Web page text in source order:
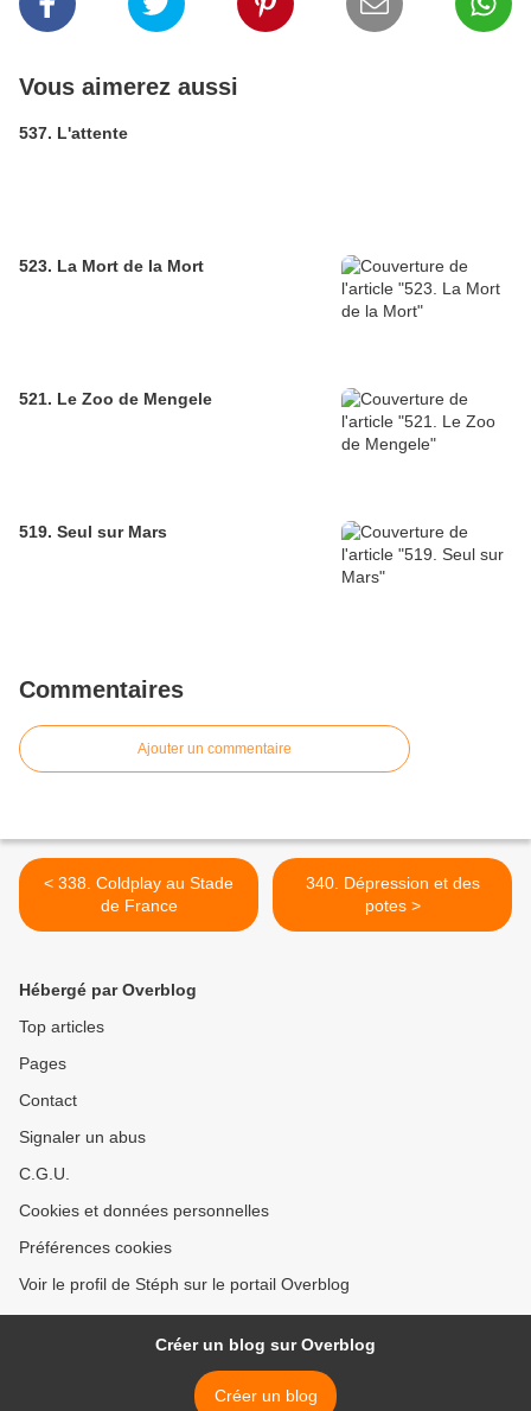
Vous aimerez aussi
537. L'attente
523. La Mort de la Mort
521. Le Zoo de Mengele
519. Seul sur Mars
Commentaires
Ajouter un commentaire
< 338. Coldplay au Stade
de France
340. Dépression et des
potes >
Hébergé par Overblog
Top articles
Pages
Contact
Signaler un abus
C.G.U.
Cookies et données personnelles
Préférences cookies
Voir le profil de Stéph sur le portail Overblog
Créer un blog sur Overblog
Créer un blog